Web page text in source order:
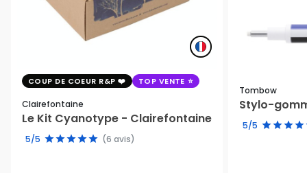
COUP DE COEUR R&P TOP VENTE
Clairefontaine
Le Kit Cyanotype - Clairefontaine
5/5 (6 avis)
Tombow
Stylo-
5/5